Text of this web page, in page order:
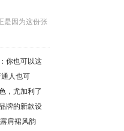
是因为这份张
你也可以这
人也可
，尤加利了
牌的新款设
肩裙风韵